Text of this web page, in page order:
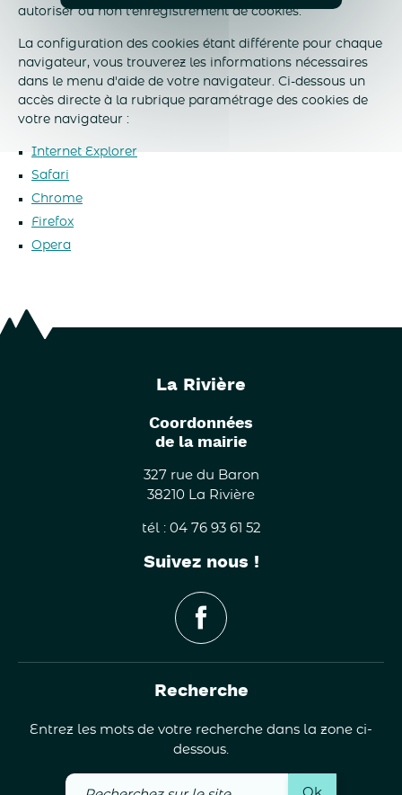
autoriser ou non l'enregistrement de cookies.
La configuration des cookies étant différente pour chaque
navigateur, vous trouverez les informations nécessaires
dans le menu d'aide de votre navigateur. Ci-dessous un
accès directe à la rubrique paramétrage des cookies de
votre navigateur :
Internet Explorer
Safari
Chrome
Firefox
Opera
La Rivière
Coordonnées
de la mairie
327 rue du Baron
38210 La Rivière
tél : 04 76 93 61 52
Suivez nous !
Recherche
Entrez les mots de votre recherche dans la zone ci-
dessous.
Recherchez
Ok